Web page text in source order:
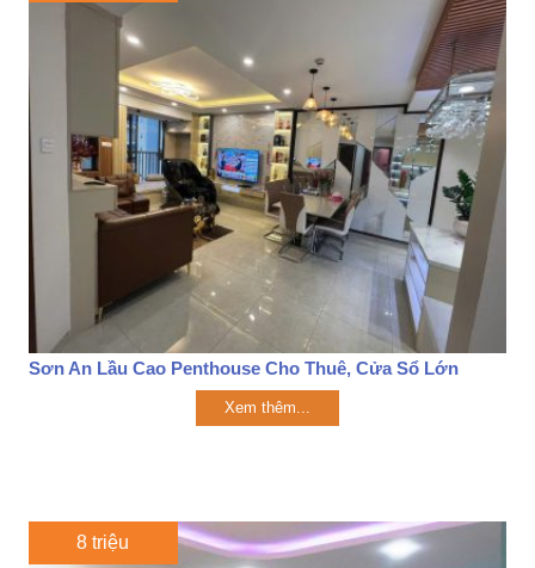
Sơn An Lầu Cao Penthouse Cho Thuê, Cửa Sổ Lớn
Xem thêm...
8 triệu